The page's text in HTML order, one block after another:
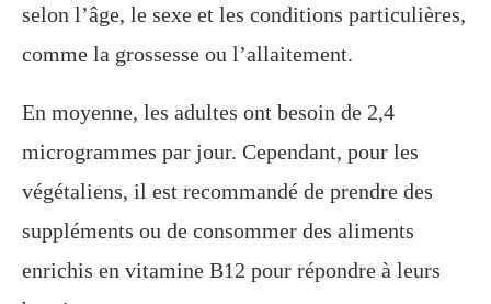
selon l’âge, le sexe et les conditions particulières,
comme la grossesse ou l’allaitement.
En moyenne, les adultes ont besoin de 2,4
microgrammes par jour. Cependant, pour les
végétaliens, il est recommandé de prendre des
suppléments ou de consommer des aliments
enrichis en vitamine B12 pour répondre à leurs